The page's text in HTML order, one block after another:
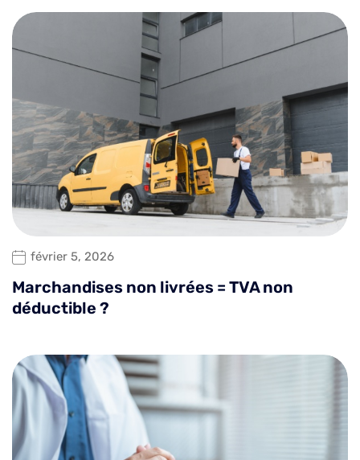
février 5, 2026
Marchandises non livrées = TVA non
déductible ?